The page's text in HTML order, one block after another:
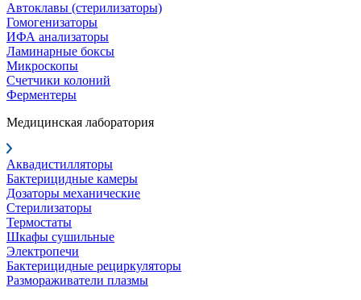
Автоклавы (стерилизаторы)
Гомогенизаторы
ИФА анализаторы
Ламинарные боксы
Микроскопы
Счетчики колоний
Ферментеры
Медицинская лаборатория
Аквадистилляторы
Бактерицидные камеры
Дозаторы механические
Стерилизаторы
Термостаты
Шкафы сушильные
Электропечи
Бактерицидные рециркуляторы
Размораживатели плазмы